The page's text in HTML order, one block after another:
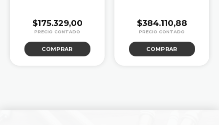
$175.329,00
COMPRAR
$384.110,88
COMPRAR